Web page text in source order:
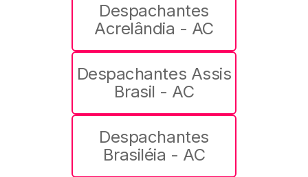
Despachantes
Acrelândia - AC
Despachantes Assis
Brasil - AC
Despachantes
Brasiléia - AC